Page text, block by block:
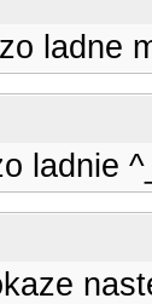
ladne
ladnie